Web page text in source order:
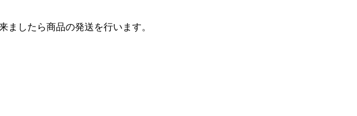
したら商品の発送を行います。